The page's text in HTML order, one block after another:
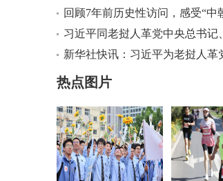
交重要方向
回顾7年前历史性访问，感受“中
习近平同老挝人革党中央总书记
通伦会谈
新华社快讯：习近平为老挝人革
记、国家主席通伦举行欢迎仪式
热点图片